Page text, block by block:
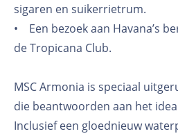
sigaren en suikerrietrum.
• Een bezoek aan Havana’s
de Tropicana Club.
MSC Armonia is speciaal
die beantwoorden aan het
Inclusief een gloednieuw